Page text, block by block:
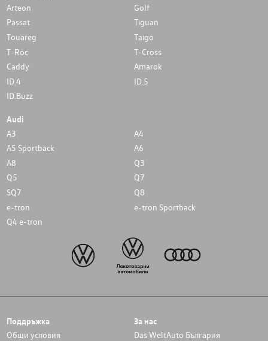
Arteon
Golf
Passat
Tiguan
Touareg
Taigo
T-Roc
T-Cross
Caddy
Amarok
ID.4
ID.5
ID.Buzz
Audi
A3
A4
A5 Sportback
A6
A8
Q3
Q5
Q7
SQ7
Q8
e-tron
e-tron Sportback
Q4 e-tron
Поддръжка
Общи условия
За нас
Das WeltAuto България